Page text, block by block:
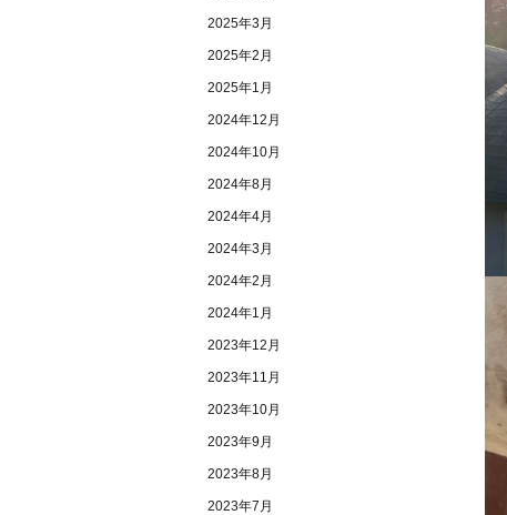
2025年3月
2025年2月
2025年1月
2024年12月
2024年10月
2024年8月
2024年4月
2024年3月
2024年2月
2024年1月
2023年12月
2023年11月
2023年10月
2023年9月
2023年8月
2023年7月